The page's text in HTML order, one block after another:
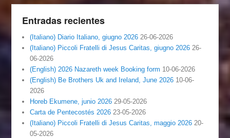
Entradas recientes
(Italiano) Diario Italiano, giugno 2026 26-06-2026
(Italiano) Piccoli Fratelli di Jesus Caritas, giugno 2026 26-
06-2026
(English) 2026 Nazareth week Booking form 10-06-2026
(English) Be Brothers Uk and Ireland, June 2026 10-06-
2026
Horeb Ekumene, junio 2026 29-05-2026
Carta de Pentecostés 2026 23-05-2026
(Italiano) Piccoli Fratelli di Jesus Caritas, maggio 2026 20-
05-2026